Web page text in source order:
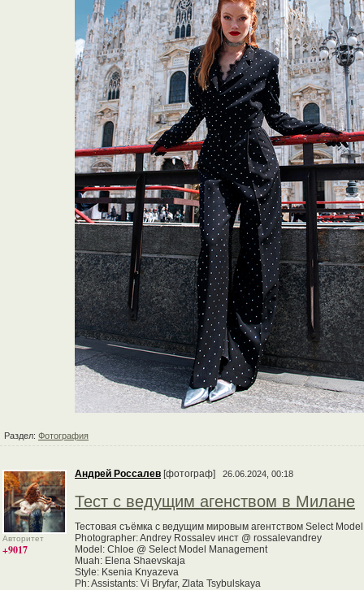
Раздел: Фотография
Авторитет
+9017
Андрей Россалев [фотограф] 26.06.2024, 00:18
Тест с ведущим агенством в Милане
Тестовая съёмка с ведущим мировым агентством Select
Photographer: Andrey Rossalev инст @ rossalevandrey
Model: Chloe @ Select Model Management
Muah: Elena Shaevskaja
Style: Ksenia Knyazeva
Ph: Assistants: Vi Bryfar, Zlata Tsybulskaya